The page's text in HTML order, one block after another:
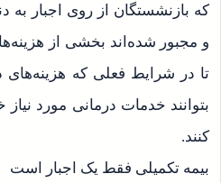
که بازنشستگان از روی اجبار به
و مجبور شده‌اند بخشی از
تا در شرایط فعلی که
بتوانند خدمات درمانی مورد
کنند.
بیمه تکمیلی فقط یک اجبار است